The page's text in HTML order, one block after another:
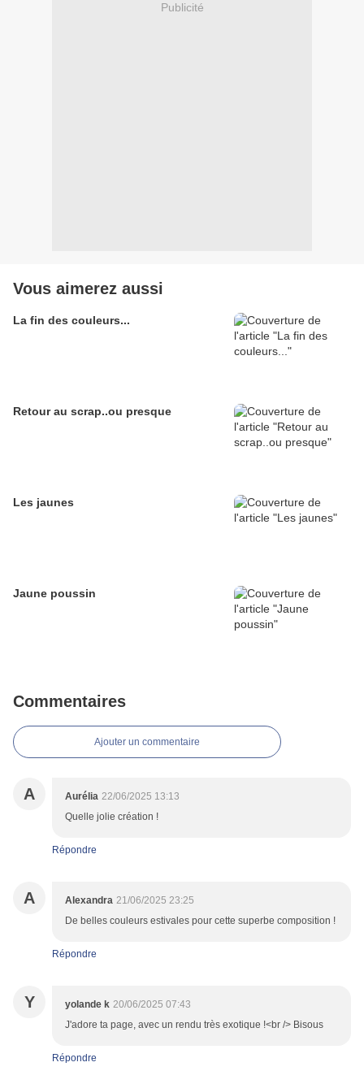
Publicité
Vous aimerez aussi
La fin des couleurs...
Retour au scrap..ou presque
Les jaunes
Jaune poussin
Commentaires
Ajouter un commentaire
A Aurélia 22/06/2025 13:13
Quelle jolie création !
Répondre
A Alexandra 21/06/2025 23:25
De belles couleurs estivales pour cette superbe composition !
Répondre
Y yolande k 20/06/2025 07:43
J'adore ta page, avec un rendu très exotique !<br /> Bisous
Répondre